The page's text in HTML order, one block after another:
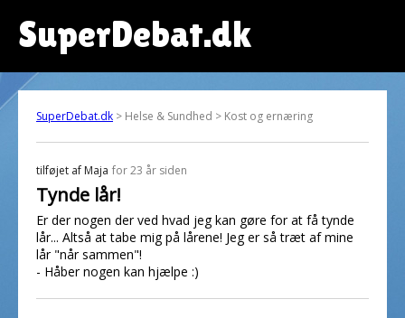
SuperDebat.dk
SuperDebat.dk > Helse & Sundhed > Kost og ernæring
tilføjet af Maja for 23 år siden
Tynde lår!
Er der nogen der ved hvad jeg kan gøre for at få tynde
lår... Altså at tabe mig på lårene! Jeg er så træt af mine
lår "når sammen"!
- Håber nogen kan hjælpe :)